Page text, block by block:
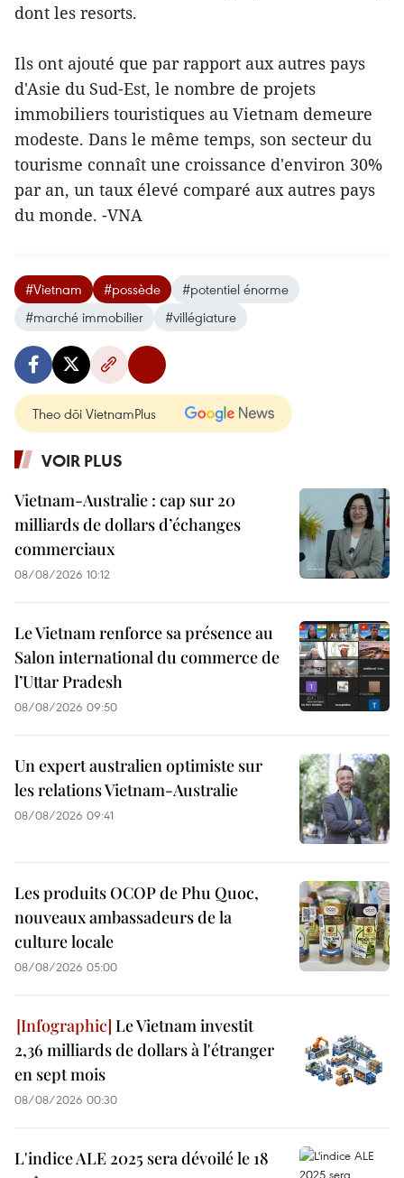
dont les resorts.
Ils ont ajouté que par rapport aux autres pays
d'Asie du Sud-Est, le nombre de projets
immobiliers touristiques au Vietnam demeure
modeste. Dans le même temps, son secteur du
tourisme connaît une croissance d'environ 30%
par an, un taux élevé comparé aux autres pays
du monde. -VNA
#Vietnam #possède
#potentiel énorme
#marché immobilier
#villégiature
Theo dõi VietnamPlus
VOIR PLUS
Vietnam-Australie : cap sur 20
milliards de dollars d’échanges
commerciaux
08/08/2026 10:12
Le Vietnam renforce sa présence au
Salon international du commerce de
l’Uttar Pradesh
08/08/2026 09:50
Un expert australien optimiste sur
les relations Vietnam-Australie
08/08/2026 09:41
Les produits OCOP de Phu Quoc,
nouveaux ambassadeurs de la
culture locale
08/08/2026 05:00
Le Vietnam investit
2,36 milliards de dollars à l'étranger
en sept mois
08/08/2026 00:30
L'indice ALE 2025 sera dévoilé le 18